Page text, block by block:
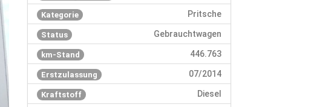
Kategorie Pritsche
Status Gebrauchtwagen
km-Stand 446.763
Erstzulassung 07/2014
Kraftstoff Diesel